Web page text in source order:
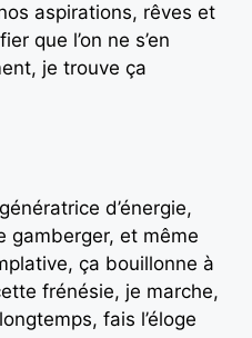
aspirations, rêves et
que l’on ne s’en
je trouve ça
d’énergie,
gamberger, et même
ça bouillonne à
frénésie, je marche,
fais l’éloge